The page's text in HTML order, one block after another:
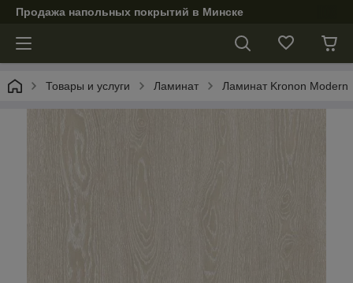
Продажа напольных покрытий в Минске
Товары и услуги Ламинат Ламинат Kronon Modern